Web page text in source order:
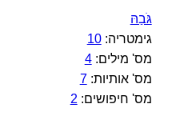
גֹּבַהּ
גימטריה:10
מס' מילים:4
מס' אותיות:7
מס' חיפושים: 2